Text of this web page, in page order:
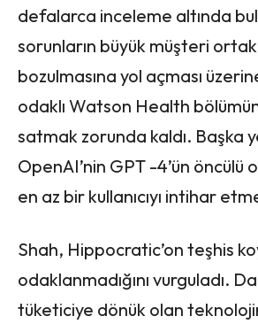
defalarca inceleme altında
sorunların büyük müşteri
bozulmasına yol açması
odaklı Watson Health
satmak zorunda kaldı. Başka
OpenAI’nin GPT -4’ün öncülü
en az bir kullanıcıyı intihar
Shah, Hippocratic’on teşhis
odaklanmadığını vurguladı.
tüketiciye dönük olan